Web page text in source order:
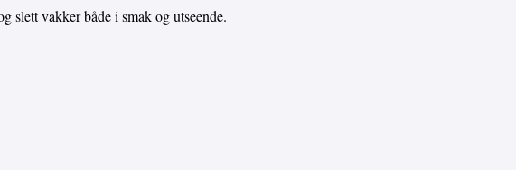
slett vakker både i smak og utseende.